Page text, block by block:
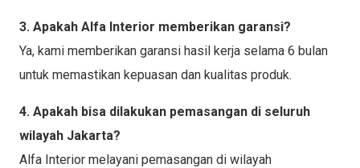
3. Apakah Alfa Interior memberikan garansi?
Ya, kami memberikan garansi hasil kerja selama 6 bulan
untuk memastikan kepuasan dan kualitas produk.
4. Apakah bisa dilakukan pemasangan di seluruh
wilayah Jakarta?
Alfa Interior melayani pemasangan di wilayah